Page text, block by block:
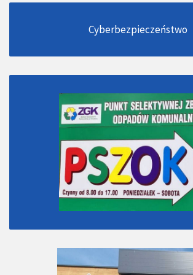
Cyberbezpieczeństwo